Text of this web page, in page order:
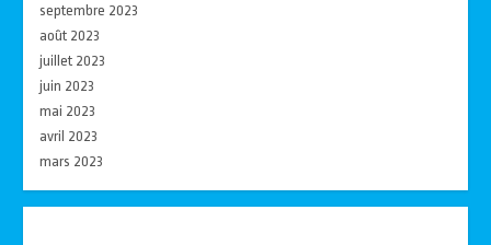
septembre 2023
août 2023
juillet 2023
juin 2023
mai 2023
avril 2023
mars 2023